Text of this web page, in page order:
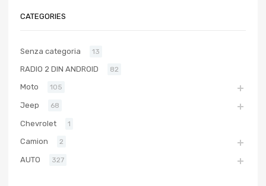
CATEGORIES
Senza categoria 13
RADIO 2 DIN ANDROID 82
Moto 105
Jeep 68
Chevrolet 1
Camion 2
AUTO 327